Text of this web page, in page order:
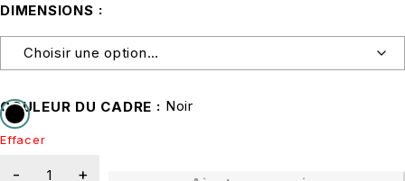
DIMENSIONS
COULEUR DU CADRE Noir
Effacer